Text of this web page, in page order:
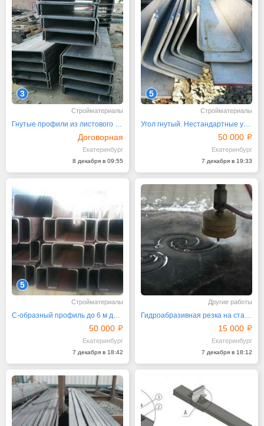
3
Стройматериалы
Гнутые профили из листового металла по чертежам
Договорная
Екатеринбург
8 декабря в 09:55
5
Стройматериалы
Угол гнутый. Нестандартные уголки до 6 метров
50 000
Екатеринбург
7 декабря в 19:33
5
Стройматериалы
С-образный профиль до 6 м длиной и 20 мм толщиной
50 000
Екатеринбург
7 декабря в 18:42
Другие работы
Гидроабразивная резка на станке 2х6 м
15 000
Екатеринбург
7 декабря в 18:12